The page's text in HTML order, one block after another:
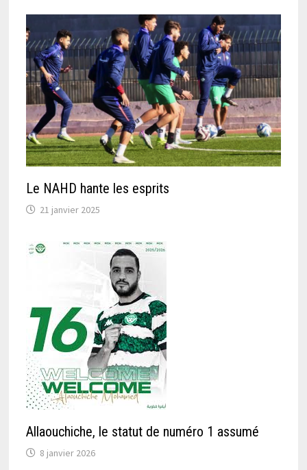
Le NAHD hante les esprits
21 janvier 2025
Allaouchiche, le statut de numéro 1 assumé
8 janvier 2026